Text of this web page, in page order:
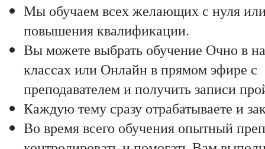
Мы обучаем всех желающих с нуля
повышения квалификации.
Вы можете выбрать обучение Очно в
классах или Онлайн в прямом эфире с
преподавателем и получить записи
Каждую тему сразу отрабатываете и
Во время всего обучения опытный